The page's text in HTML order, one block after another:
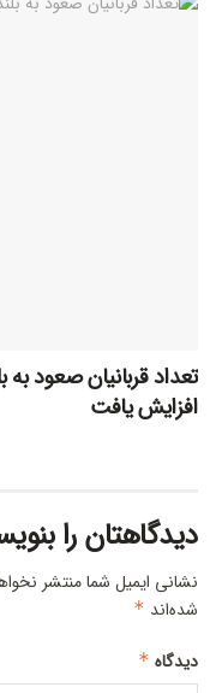
تعداد قربانیان صعود
افزایش یافت
دیدگاهتان را
نشانی ایمیل شما منتشر
شده‌اند *
دیدگاه *